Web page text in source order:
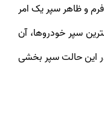
و ظاهر سپر یک امر
سپر خودروها، آن
این حالت سپر بخشی